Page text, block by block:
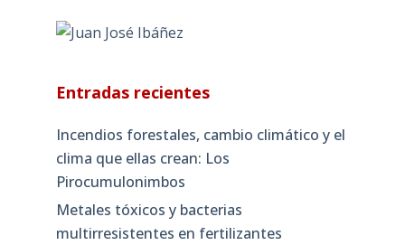
Entradas recientes
Incendios forestales, cambio climático y el
clima que ellas crean: Los
Pirocumulonimbos
Metales tóxicos y bacterias
multirresistentes en fertilizantes